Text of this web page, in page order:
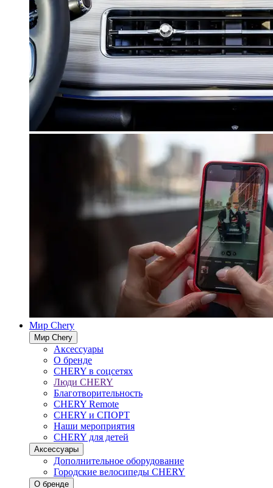
Мир Chery
Мир Chery
Аксессуары
О бренде
CHERY в соцсетях
Люди CHERY
Благотворительность
CHERY Remote
CHERY и СПОРТ
Наши мероприятия
CHERY для детей
Аксессуары
Дополнительное оборудование
Городские велосипеды CHERY
О бренде